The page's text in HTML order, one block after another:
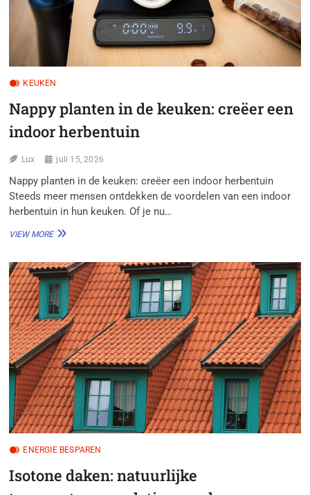
KEUKEN
Nappy planten in de keuken: creëer een
indoor herbentuin
Lux juli 15, 2026
Nappy planten in de keuken: creëer een indoor herbentuin
Steeds meer mensen ontdekken de voordelen van een indoor
herbentuin in hun keuken. Of je nu…
VIEW MORENAPPY
DE
KEUKEN:
CREËER
EEN
INDOOR
HERBENTUIN
ENERGIE BESPAREN
Isotone daken: natuurlijke